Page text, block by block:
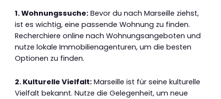
1. Wohnungssuche: Bevor du nach Marseille ziehst,
ist es wichtig, eine passende Wohnung zu finden.
Recherchiere online nach Wohnungsangeboten und
nutze lokale Immobilienagenturen, um die besten
Optionen zu finden.
2. Kulturelle Vielfalt: Marseille ist für seine kulturelle
Vielfalt bekannt. Nutze die Gelegenheit, um neue